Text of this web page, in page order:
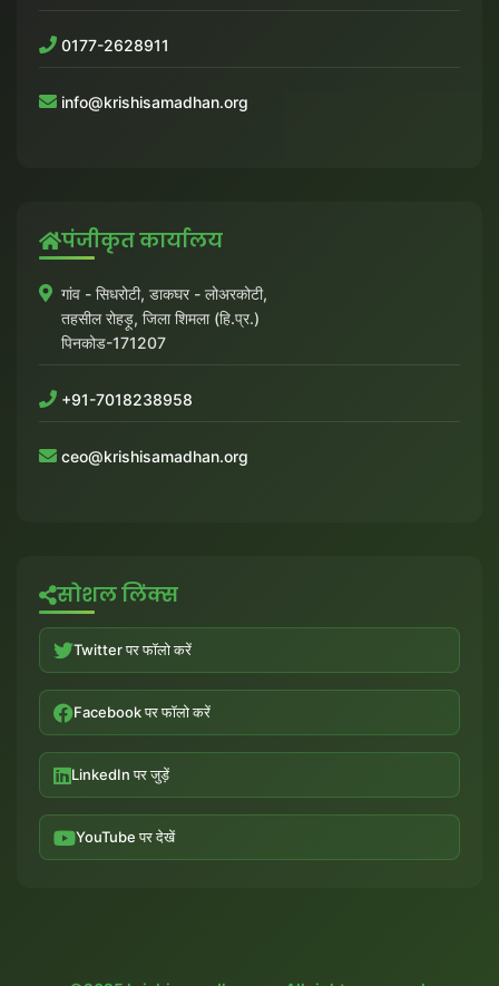
0177-2628911
info@krishisamadhan.org
पंजीकृत कार्यालय
गांव - सिधरोटी, डाकघर - लोअरकोटी,
तहसील रोहड़ू, जिला शिमला (हि.प्र.)
पिनकोड-171207
+91-7018238958
ceo@krishisamadhan.org
सोशल लिंक्स
Twitter पर फॉलो करें
Facebook पर फॉलो करें
LinkedIn पर जुड़ें
YouTube पर देखें